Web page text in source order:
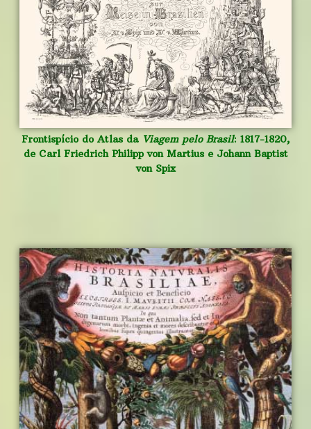
Frontispício do Atlas da Viagem pelo Brasil: 1817-1820,
de Carl Friedrich Philipp von Martius e Johann Baptist
von Spix